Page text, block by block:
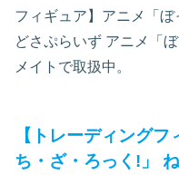
フィギュア】アニメ「
どさぷらいず アニメ「
メイトで取扱中。
【トレーディング
ち・ざ・ろっく!」